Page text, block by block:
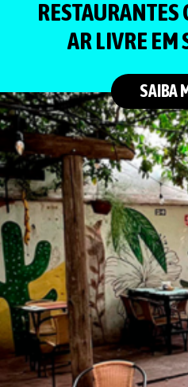
RESTAURANTES
AR LIVRE EM
SAIBA